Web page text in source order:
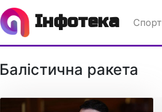
Інфотека Спорт
Балістична ракета